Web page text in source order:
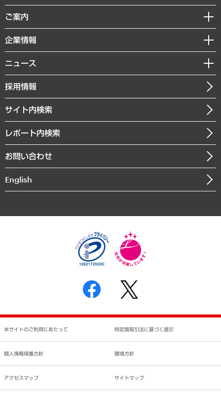
組織・人事戦略
デジタルイノベーション
共生・ダイバーシティ
GRC（ガバナンス・リスク・コンプライアンス）・防災（政策）
経済・産業・雇用・労働
まちづくり・観光・交通・スポーツ・スマートシティ
自然資源・農林水産業・食料システム
経済調査
レポート
コラム
経営用語集
受託・受注実績（官公庁関連）
メディア掲載・出演
ご案内
セミナー・イベント情報
MUFGビジネスセミナー
受託案件情報
企業情報
私たちの想い
社長メッセージ
会社概要
沿革
組織図・本部部室紹介
インドネシア現地法人
個人情報保護方針
反社会的勢力に対する基本方針
書面による個人情報の開示等の請求の手続きについて
ニュース
ニュースリリース
お知らせ
採用情報
サイト内検索
レポート内検索
お問い合わせ
English
本サイトのご利用にあたって 特定商取引法に基づく提示
個人情報保護方針 環境方針
アクセスマップ サイトマップ